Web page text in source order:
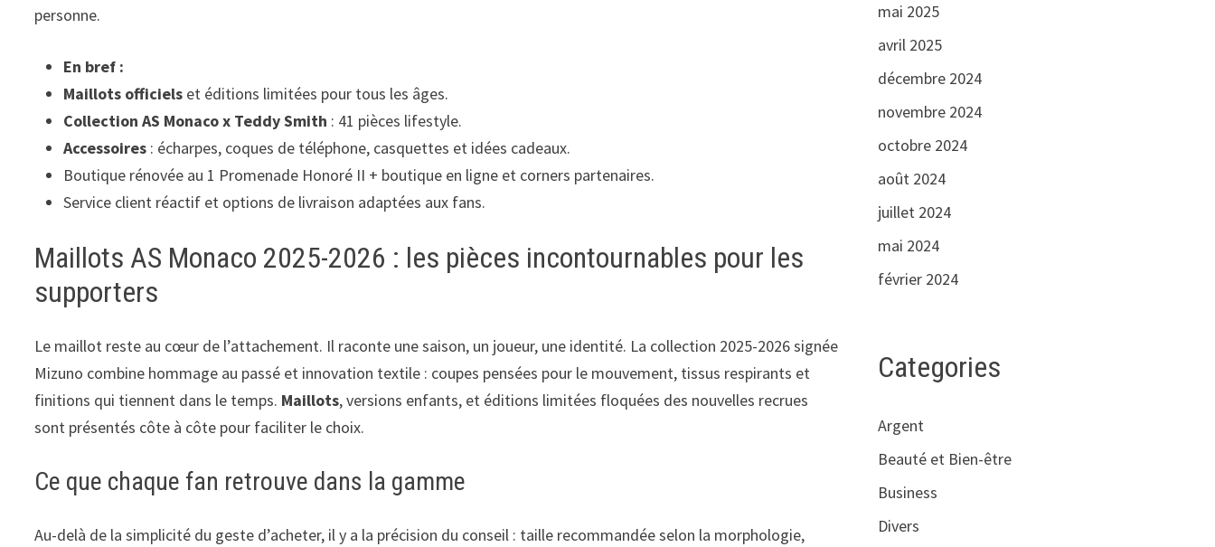
personne.
En bref :
Maillots officiels et éditions limitées pour tous les âges.
Collection AS Monaco x Teddy Smith : 41 pièces lifestyle.
Accessoires : écharpes, coques de téléphone, casquettes et idées cadeaux.
Boutique rénovée au 1 Promenade Honoré II + boutique en ligne et corners partenaires.
Service client réactif et options de livraison adaptées aux fans.
Maillots AS Monaco 2025-2026 : les pièces incontournables pour les
supporters
Le maillot reste au cœur de l’attachement. Il raconte une saison, un joueur, une identité. La collection 2025-2026 signée
Mizuno combine hommage au passé et innovation textile : coupes pensées pour le mouvement, tissus respirants et
finitions qui tiennent dans le temps. Maillots, versions enfants, et éditions limitées floquées des nouvelles recrues
sont présentés côte à côte pour faciliter le choix.
Ce que chaque fan retrouve dans la gamme
Au-delà de la simplicité du geste d’acheter, il y a la précision du conseil : taille recommandée selon la morphologie,
mai 2025
avril 2025
décembre 2024
novembre 2024
octobre 2024
août 2024
juillet 2024
mai 2024
février 2024
Categories
Argent
Beauté et Bien-être
Business
Divers